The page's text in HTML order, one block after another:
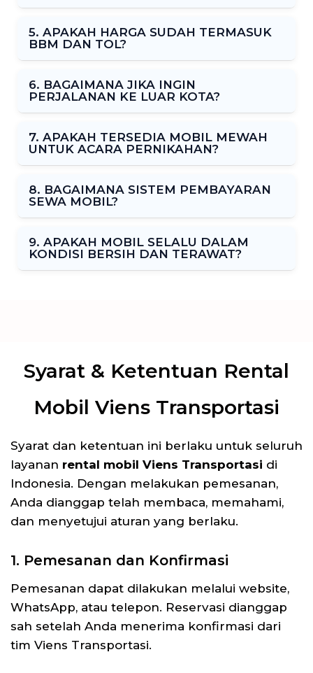
5. APAKAH HARGA SUDAH TERMASUK
BBM DAN TOL?
6. BAGAIMANA JIKA INGIN
PERJALANAN KE LUAR KOTA?
7. APAKAH TERSEDIA MOBIL MEWAH
UNTUK ACARA PERNIKAHAN?
8. BAGAIMANA SISTEM PEMBAYARAN
SEWA MOBIL?
9. APAKAH MOBIL SELALU DALAM
KONDISI BERSIH DAN TERAWAT?
Syarat & Ketentuan Rental
Mobil Viens Transportasi
Syarat dan ketentuan ini berlaku untuk seluruh
layanan rental mobil Viens Transportasi di
Indonesia. Dengan melakukan pemesanan,
Anda dianggap telah membaca, memahami,
dan menyetujui aturan yang berlaku.
1. Pemesanan dan Konfirmasi
Pemesanan dapat dilakukan melalui website,
WhatsApp, atau telepon. Reservasi dianggap
sah setelah Anda menerima konfirmasi dari
tim Viens Transportasi.